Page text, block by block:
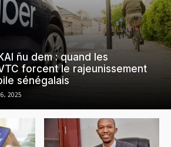
ñu dem : quand les
forcent le rajeunissement
sénégalais
2025